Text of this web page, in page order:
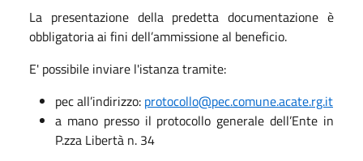
La presentazione della predetta documentazione è
obbligatoria ai fini dell’ammissione al beneficio.
E' possibile inviare l'istanza tramite:
pec all’indirizzo: protocollo@pec.comune.acate.rg.it
a mano presso il protocollo generale dell’Ente in
P.zza Libertà n. 34